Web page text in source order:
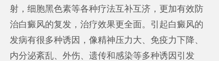
射，细胞黑色素等各种疗法互补互济，更加有效防
治白癜风的复发，治疗效果更全面。引起白癜风的
发病有很多种诱因，像精神压力大、免疫力下降、
内分泌紊乱、外伤、遗传和感染等多种诱因引发